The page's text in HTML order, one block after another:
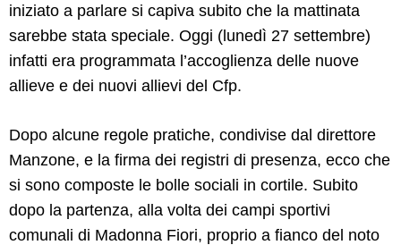
CORSI
NEWS
iniziato a parlare si capiva subito che la mattinata
sarebbe stata speciale. Oggi (lunedì 27 settembre)
infatti era programmata l’accoglienza delle nuove
allieve e dei nuovi allievi del Cfp.
Dopo alcune regole pratiche, condivise dal direttore
Manzone, e la firma dei registri di presenza, ecco che
si sono composte le bolle sociali in cortile. Subito
dopo la partenza, alla volta dei campi sportivi
comunali di Madonna Fiori, proprio a fianco del noto